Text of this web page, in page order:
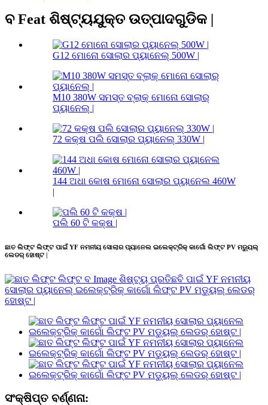
ବ Feat ଶିଷ୍ଟ୍ୟଯୁକ୍ତ ଉତ୍ପାଦଗୁଡିକ |
G12 ମୋନୋ ସୋଲାର ପ୍ୟାନେଲ୍ 500W |
M10 380W ସମସ୍ତ ବ୍ଲାକ୍ ମୋନୋ ସୋଲାର୍
ପ୍ୟାନେଲ୍ |
72 କକ୍ଷ ପଲି ସୋଲାର ପ୍ୟାନେଲ୍ 330W |
144 ଅଧା କୋଷ ମୋନୋ ସୋଲାର ପ୍ୟାନେଲ 460W
|
ପଲି 60 ଟି କକ୍ଷ |
ଛାତ ଲିଫ୍ଟ ଲିଫ୍ଟ ପାଇଁ YF ନମନୀୟ ସୋଲାର ପ୍ୟାନେଲ ଇଲେକ୍ଟ୍ରିକ୍ କାର୍ଗୋ ଲିଫ୍ଟ PV ମଡ୍ୟୁଲ୍
ଲେଡର୍ ହୋଷ୍ଟ |
ସଂକ୍ଷିପ୍ତ ବର୍ଣ୍ଣନା: